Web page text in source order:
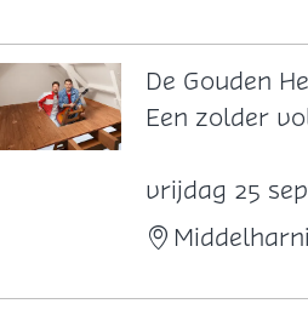
i
f
k
o
r
De Gouden
D
G
o
d
Een zolder
vrijdag 25